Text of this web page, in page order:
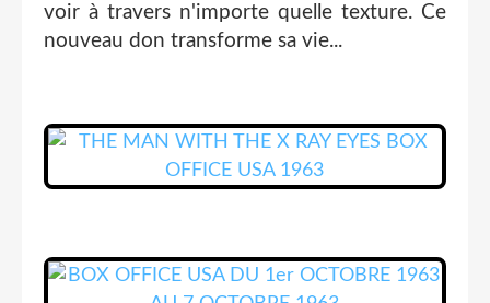
voir à travers n'importe quelle texture. Ce
nouveau don transforme sa vie...